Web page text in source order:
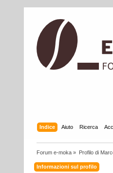
Indice Aiuto Ricerca
Forum e-moka » Profilo di
Informazioni sul profilo